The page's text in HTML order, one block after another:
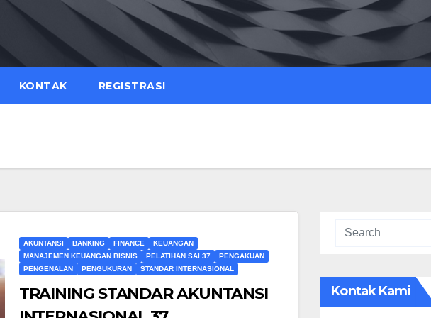
KONTAK REGISTRASI
AKUNTANSI BANKING FINANCE
KEUANGAN
MANAJEMEN KEUANGAN BISNIS
PELATIHAN SAI 37
PENGAKUAN
PENGENALAN
PENGUKURAN STANDAR INTERNASIONAL
TRAINING STANDAR AKUNTANSI
Kontak Kami